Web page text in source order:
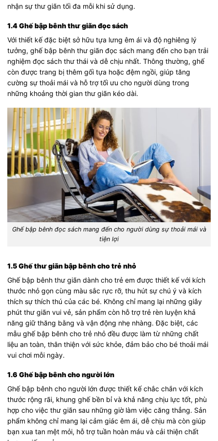
nhận sự thư giãn tối đa mỗi khi sử dụng.
1.4 Ghế bập bênh thư giãn đọc sách
Với thiết kế đặc biệt sở hữu tựa lưng êm ái và độ nghiêng lý
tưởng, ghế bập bênh thư giãn đọc sách mang đến cho bạn trải
nghiệm đọc sách thư thái và dễ chịu nhất. Thông thường, ghế
còn được trang bị thêm gối tựa hoặc đệm ngồi, giúp tăng
cường sự thoải mái và hỗ trợ tối ưu cho người dùng trong
những khoảng thời gian thư giãn kéo dài.
Ghế bập bênh đọc sách mang đến cho người dùng sự thoải mái và
tiện lợi
1.5 Ghế thư giãn bập bênh cho trẻ nhỏ
Ghế bập bênh thư giãn dành cho trẻ em được thiết kế với kích
thước nhỏ gọn cùng màu sắc rực rỡ, thu hút sự chú ý và kích
thích sự thích thú của các bé. Không chỉ mang lại những giây
phút thư giãn vui vẻ, sản phẩm còn hỗ trợ trẻ rèn luyện khả
năng giữ thăng bằng và vận động nhẹ nhàng. Đặc biệt, các
mẫu ghế bập bênh cho trẻ nhỏ đều được làm từ những chất
liệu an toàn, thân thiện với sức khỏe, đảm bảo cho bé thoải mái
vui chơi mỗi ngày.
1.6 Ghế bập bênh cho người lớn
Ghế bập bênh cho người lớn được thiết kế chắc chắn với kích
thước rộng rãi, khung ghế bền bỉ và khả năng chịu lực tốt, phù
hợp cho việc thư giãn sau những giờ làm việc căng thẳng. Sản
phẩm không chỉ mang lại cảm giác êm ái, dễ chịu mà còn giúp
bạn xua tan mệt mỏi, hỗ trợ tuần hoàn máu và cải thiện chất